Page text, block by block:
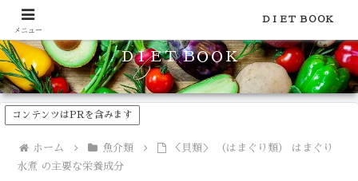
食品のカロリーや糖質などの栄養素がわかる！健康やダイエットに
ＤＩＥＴ ＢＯＯＫ
コンテンツはPRを含みます
ホーム 魚介類
＜貝類＞ （はまぐり類） はまぐり
水煮 の主要な栄養成分
メニュー
ＤＩＥＴ ＢＯＯＫ